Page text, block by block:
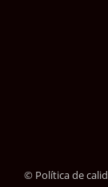
© Política de